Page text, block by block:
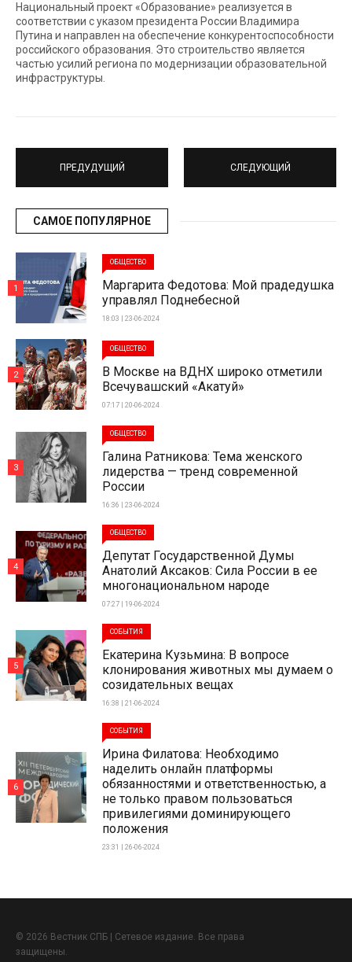
Национальный проект «Образование» реализуется в
соответствии с указом президента России Владимира
Путина и направлен на обеспечение конкурентоспособности
российского образования. Это строительство является
частью усилий региона по модернизации образовательной
инфраструктуры.
ПРЕДУДУЩИЙ СЛЕДУЮЩИЙ
САМОЕ ПОПУЛЯРНОЕ
ОБЩЕСТВО
Маргарита Федотова: Мой прадедушка
управлял Поднебесной
18:03 | 23-06-2024
1
ОБЩЕСТВО
В Москве на ВДНХ широко отметили
Всечувашский «Акатуй»
07:17 | 20-06-2024
2
ОБЩЕСТВО
Галина Ратникова: Тема женского
лидерства — тренд современной
России
16:36 | 23-06-2024
3
ОБЩЕСТВО
Депутат Государственной Думы
Анатолий Аксаков: Сила России в ее
многонациональном народе
07:27 | 19-06-2024
4
СОБЫТИЯ
Екатерина Кузьмина: В вопросе
клонирования животных мы думаем о
созидательных вещах
16:38 | 21-06-2024
5
СОБЫТИЯ
Ирина Филатова: Необходимо
наделить онлайн платформы
обязанностями и ответственностью, а
не только правом пользоваться
привилегиями доминирующего
положения
23:31 | 26-06-2024
6
© 2026 Вестник СПБ | Сетевое издание. Все права
защищены.